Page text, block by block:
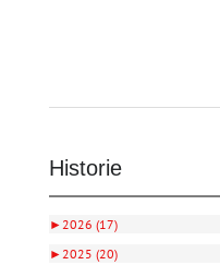
Historie
►2026 (17)
►2025 (20)